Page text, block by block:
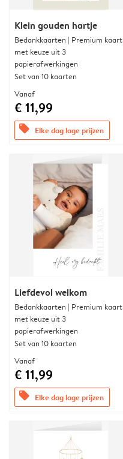
Klein gouden hartje
Bedankkaarten | Premium kaart
met keuze uit 3
papierafwerkingen
Set van 10 kaarten
Vanaf
€ 11,99
offers Elke dag lage prijzen
Liefdevol welkom
Bedankkaarten | Premium kaart
met keuze uit 3
papierafwerkingen
Set van 10 kaarten
Vanaf
€ 11,99
offers Elke dag lage prijzen